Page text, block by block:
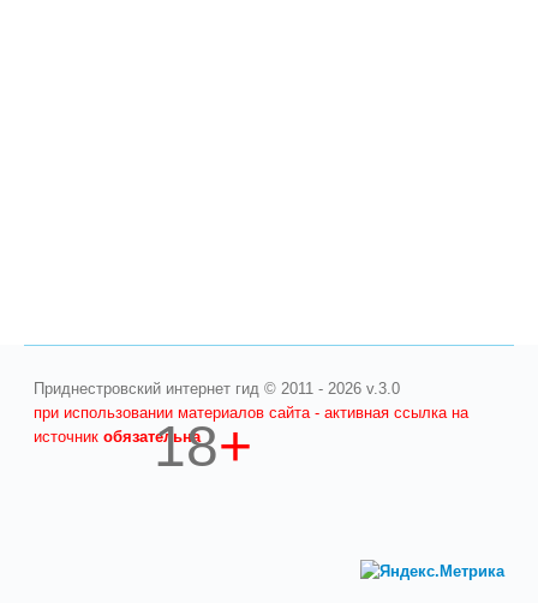
Приднестровский интернет гид © 2011 - 2026 v.3.0
при использовании материалов сайта - активная ссылка на
источникобязательна
18+